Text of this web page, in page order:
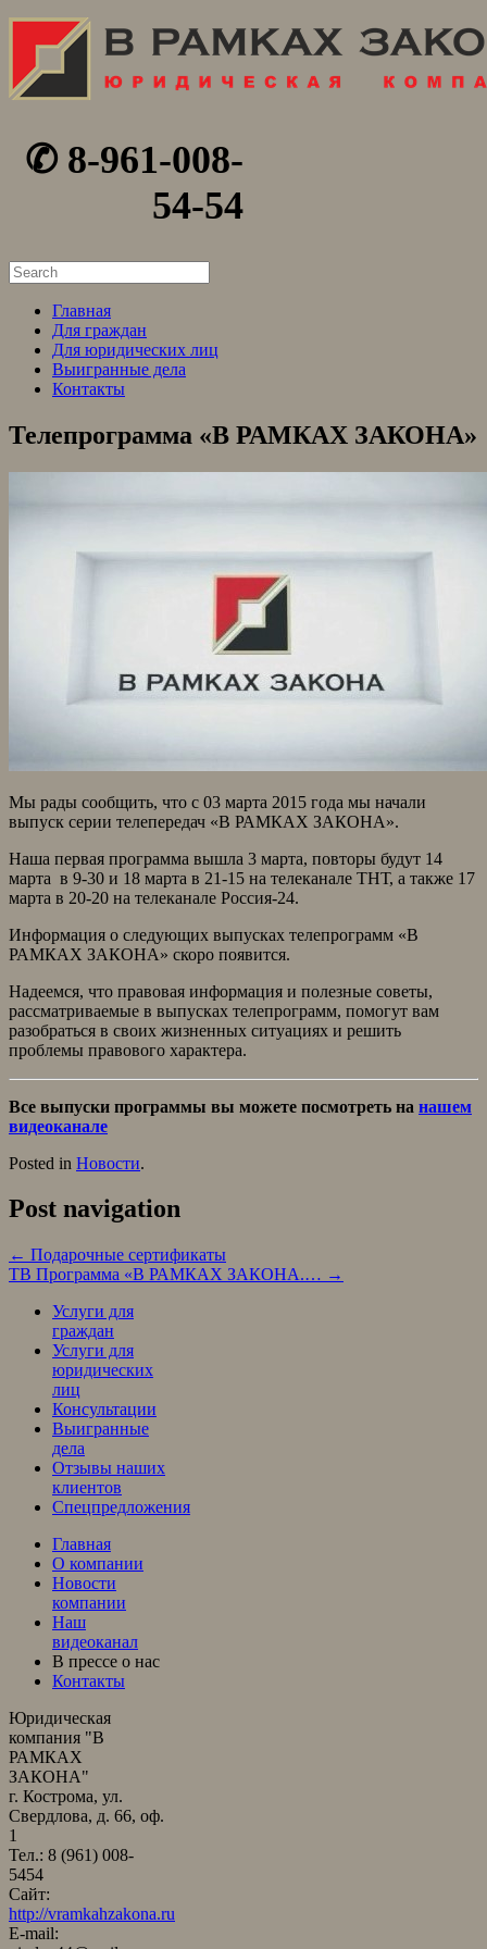
✆ 8-961-008-
54-54
Search
for:
Главная
Для граждан
Для юридических лиц
Выигранные дела
Контакты
Телепрограмма «В РАМКАХ ЗАКОНА»
Мы рады сообщить, что с 03 марта 2015 года мы начали
выпуск серии телепередач «В РАМКАХ ЗАКОНА».
Наша первая программа вышла 3 марта, повторы будут 14
марта в 9-30 и 18 марта в 21-15 на телеканале ТНТ, а также 17
марта в 20-20 на телеканале Россия-24.
Информация о следующих выпусках телепрограмм «В
РАМКАХ ЗАКОНА» скоро появится.
Надеемся, что правовая информация и полезные советы,
рассматриваемые в выпусках телепрограмм, помогут вам
разобраться в своих жизненных ситуациях и решить
проблемы правового характера.
Все выпуски программы вы можете посмотреть на нашем
видеоканале
Posted in Новости.
Post navigation
← Подарочные сертификаты
ТВ Программа «В РАМКАХ ЗАКОНА.… →
Услуги для
граждан
Услуги для
юридических
лиц
Консультации
Выигранные
дела
Отзывы наших
клиентов
Спецпредложения
Главная
О компании
Новости
компании
Наш
видеоканал
В прессе о нас
Контакты
Юридическая
компания "В
РАМКАХ
ЗАКОНА"
г. Кострома, ул.
Свердлова, д. 66, оф.
1
Тел.: 8 (961) 008-
5454
Сайт:
http://vramkahzakona.ru
E-mail: